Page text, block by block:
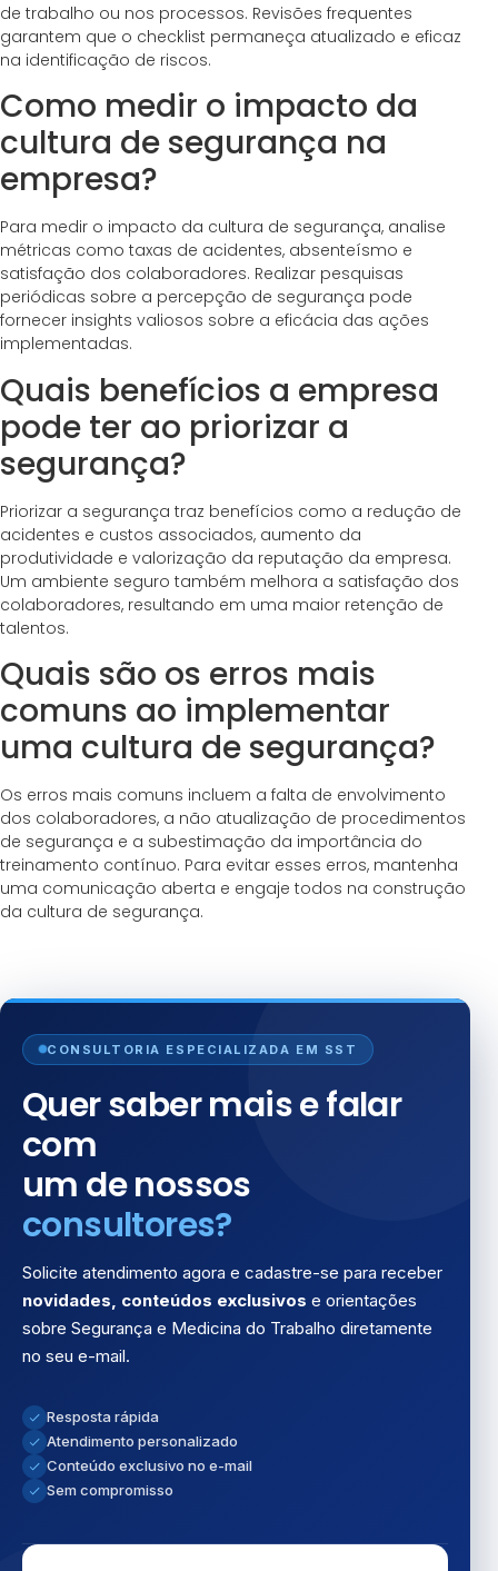
de trabalho ou nos processos. Revisões frequentes
garantem que o checklist permaneça atualizado e eficaz
na identificação de riscos.
Como medir o impacto da
cultura de segurança na
empresa?
Para medir o impacto da cultura de segurança, analise
métricas como taxas de acidentes, absenteísmo e
satisfação dos colaboradores. Realizar pesquisas
periódicas sobre a percepção de segurança pode
fornecer insights valiosos sobre a eficácia das ações
implementadas.
Quais benefícios a empresa
pode ter ao priorizar a
segurança?
Priorizar a segurança traz benefícios como a redução de
acidentes e custos associados, aumento da
produtividade e valorização da reputação da empresa.
Um ambiente seguro também melhora a satisfação dos
colaboradores, resultando em uma maior retenção de
talentos.
Quais são os erros mais
comuns ao implementar
uma cultura de segurança?
Os erros mais comuns incluem a falta de envolvimento
dos colaboradores, a não atualização de procedimentos
de segurança e a subestimação da importância do
treinamento contínuo. Para evitar esses erros, mantenha
uma comunicação aberta e engaje todos na construção
da cultura de segurança.
CONSULTORIA ESPECIALIZADA EM SST
Quer saber mais e falar
com
um de nossos
consultores?
Solicite atendimento agora e cadastre-se para receber
novidades, conteúdos exclusivos e orientações
sobre Segurança e Medicina do Trabalho diretamente
no seu e-mail.
Resposta rápida
Atendimento personalizado
Conteúdo exclusivo no e-mail
Sem compromisso